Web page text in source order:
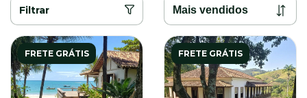
Filtrar
FRETE GRÁTIS FRETE GRÁTIS